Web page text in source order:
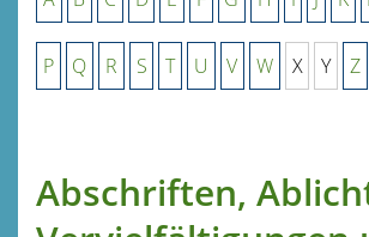
P Q R S T U V W X Y Z
Abschriften,